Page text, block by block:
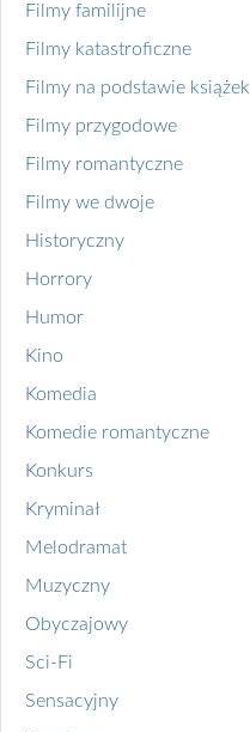
Filmy familijne
Filmy katastroficzne
Filmy na podstawie książek
Filmy przygodowe
Filmy romantyczne
Filmy we dwoje
Historyczny
Horrory
Humor
Kino
Komedia
Komedie romantyczne
Konkurs
Kryminał
Melodramat
Muzyczny
Obyczajowy
Sci-Fi
Sensacyjny